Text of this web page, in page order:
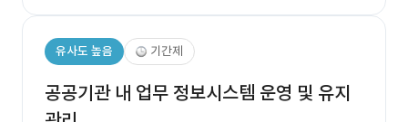
유사도 높음 기간제
공공기관 내 업무 정보시스템 운영 및 유지